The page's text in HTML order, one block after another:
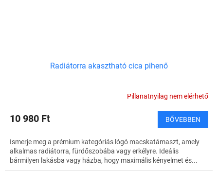
Radiátorra akasztható cica pihenő
Pillanatnyilag nem elérhető
10 980 Ft BŐVEBBEN
Ismerje meg a prémium kategóriás lógó macskatámaszt, amely
alkalmas radiátorra, fürdőszobába vagy erkélyre. Ideális
bármilyen lakásba vagy házba, hogy maximális kényelmet és...